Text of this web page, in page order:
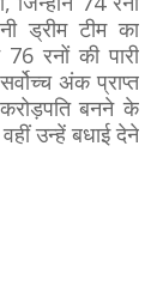
ड्रीम टीम का
रनों की पारी
अंक प्राप्त
बनने के
उन्हें बधाई देने